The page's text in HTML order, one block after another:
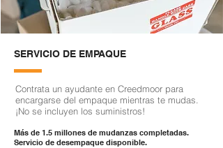
SERVICIO DE EMPAQUE
Contrata un ayudante en Creedmoor para
encargarse del empaque mientras te mudas.
¡No se incluyen los suministros!
Más de 1.5 millones de mudanzas completadas.
Servicio de desempaque disponible.